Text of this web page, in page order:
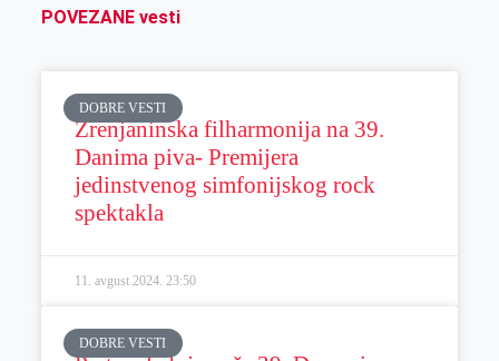
POVEZANE vesti
DOBRE VESTI
Zrenjaninska filharmonija na 39.
Danima piva- Premijera
jedinstvenog simfonijskog rock
spektakla
11. avgust 2024. 23:50
DOBRE VESTI